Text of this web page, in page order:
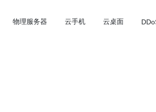
物理服务器 云手机 云桌面